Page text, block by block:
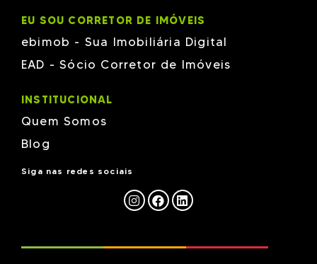
EU SOU CORRETOR DE IMÓVEIS
ebimob - Sua Imobiliária Digital
EAD - Sócio Corretor de Imóveis
INSTITUCIONAL
Quem Somos
Blog
Siga nas redes sociais